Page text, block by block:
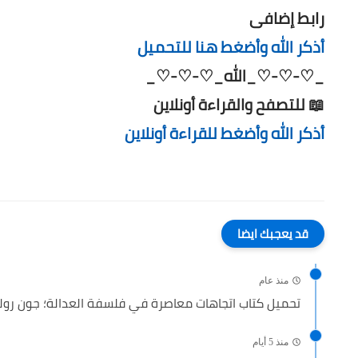
رابط إضافى
أذكر الله وأضغط هنا للتحميل
_♡-♡-♡_الله_♡-♡-♡_
📖 للتصفح والقراءة أونلاين
أذكر الله وأضغط للقراءة أونلاين
قد يعجبك ايضا
منذ عام
تحميل كتاب اتجاهات معاصرة في فلسفة العدالة؛ جون
منذ 5 أيام